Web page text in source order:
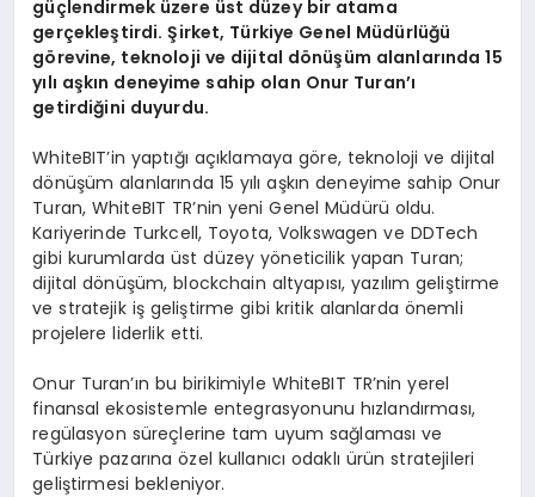
güçlendirmek üzere üst düzey bir atama
gerçekleştirdi. Şirket, Türkiye Genel Müdürlüğü
görevine, teknoloji ve dijital dönüşüm alanlarında 15
yılı aşkın deneyime sahip olan Onur Turan’ı
getirdiğini duyurdu.
WhiteBIT’in yaptığı açıklamaya göre, teknoloji ve dijital
dönüşüm alanlarında 15 yılı aşkın deneyime sahip Onur
Turan, WhiteBIT TR’nin yeni Genel Müdürü oldu.
Kariyerinde Turkcell, Toyota, Volkswagen ve DDTech
gibi kurumlarda üst düzey yöneticilik yapan Turan;
dijital dönüşüm, blockchain altyapısı, yazılım geliştirme
ve stratejik iş geliştirme gibi kritik alanlarda önemli
projelere liderlik etti.
Onur Turan’ın bu birikimiyle WhiteBIT TR’nin yerel
finansal ekosistemle entegrasyonunu hızlandırması,
regülasyon süreçlerine tam uyum sağlaması ve
Türkiye pazarına özel kullanıcı odaklı ürün stratejileri
geliştirmesi bekleniyor.